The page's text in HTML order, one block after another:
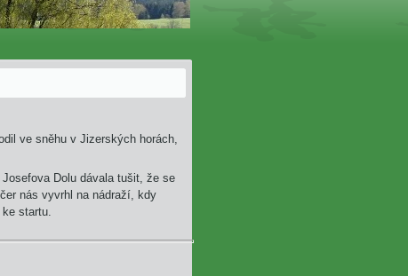
ve sněhu v Jizerských horách,
Dolu dávala tušit, že se
nás vyvrhl na nádraží, kdy
startu.